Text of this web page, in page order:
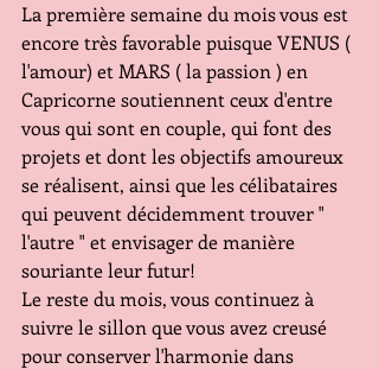
La première semaine du mois vous est
encore très favorable puisque VENUS (
l'amour) et MARS ( la passion ) en
Capricorne soutiennent ceux d'entre
vous qui sont en couple, qui font des
projets et dont les objectifs amoureux
se réalisent, ainsi que les célibataires
qui peuvent décidemment trouver "
l'autre " et envisager de manière
souriante leur futur!
Le reste du mois, vous continuez à
suivre le sillon que vous avez creusé
pour conserver l'harmonie dans